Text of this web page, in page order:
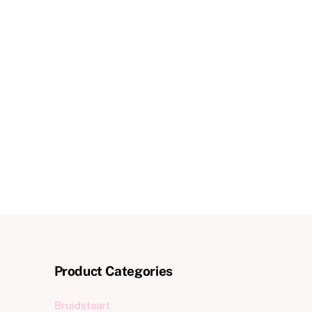
Product Categories
Bruidstaart